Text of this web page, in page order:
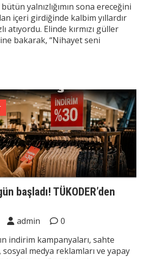
yalnızlığımın sona ereceğini
içeri girdiğinde kalbim yıllardır
atıyordu. Elinde kırmızı güller
bakarak, “Nihayet seni
başladı! TÜKODER’den
admin
0
indirim kampanyaları, sahte
sosyal medya reklamları ve yapay